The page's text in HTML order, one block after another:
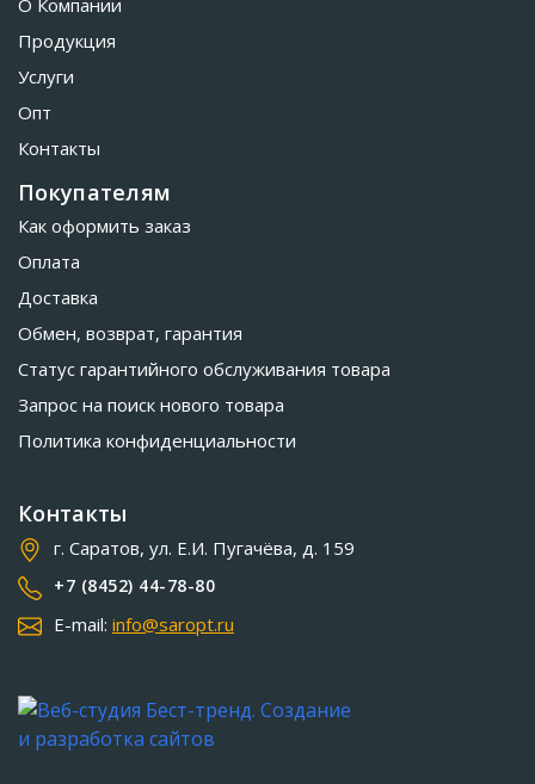
О Компании
Продукция
Услуги
Опт
Контакты
Покупателям
Как оформить заказ
Оплата
Доставка
Обмен, возврат, гарантия
Статус гарантийного обслуживания товара
Запрос на поиск нового товара
Политика конфиденциальности
Контакты
г. Саратов, ул. Е.И. Пугачёва, д. 159
+7 (8452) 44-78-80
E-mail: info@saropt.ru